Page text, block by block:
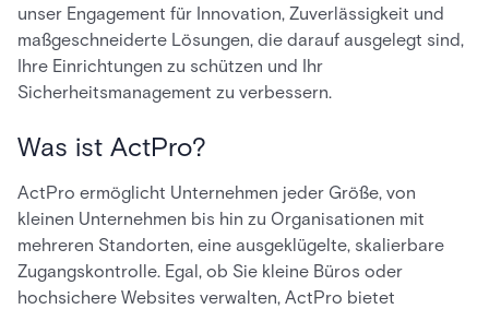
unser Engagement für Innovation, Zuverlässigkeit und
maßgeschneiderte Lösungen, die darauf ausgelegt sind,
Ihre Einrichtungen zu schützen und Ihr
Sicherheitsmanagement zu verbessern.
Was ist ActPro?
ActPro ermöglicht Unternehmen jeder Größe, von
kleinen Unternehmen bis hin zu Organisationen mit
mehreren Standorten, eine ausgeklügelte, skalierbare
Zugangskontrolle. Egal, ob Sie kleine Büros oder
hochsichere Websites verwalten, ActPro bietet